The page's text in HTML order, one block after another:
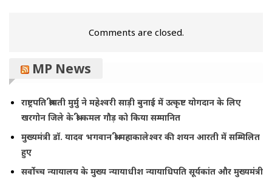
Comments are closed.
MP News
राष्ट्रपति श्रीमती मुर्मु ने महेश्वरी साड़ी बुनाई में उत्कृष्ट योगदान के लिए
खरगोन जिले के श्री कमल गौड़ को किया सम्मानित
मुख्यमंत्री डॉ. यादव भगवान श्री महाकालेश्‍वर की शयन आरती में सम्मिलित
हुए
सर्वोच्च न्यायालय के मुख्‍य न्‍यायाधीश न्यायाधिपति सूर्यकांत और मुख्यमंत्री